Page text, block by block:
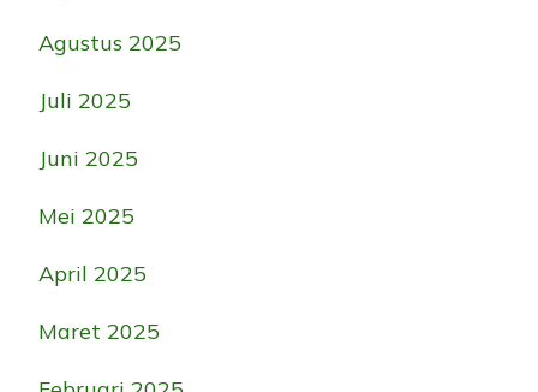
Agustus 2025
Juli 2025
Juni 2025
Mei 2025
April 2025
Maret 2025